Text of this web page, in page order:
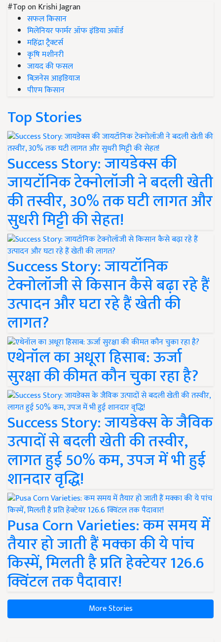
#Top on Krishi Jagran
सफल किसान
मिलेनियर फार्मर ऑफ इंडिया अवॉर्ड
महिंद्रा ट्रैक्टर्स
कृषि मशीनरी
जायद की फसल
बिज़नेस आइडियाज
पीएम किसान
Top Stories
Success Story: जायडेक्स की
जायटॉनिक टेक्नोलॉजी ने बदली खेती
की तस्वीर, 30% तक घटी लागत और
सुधरी मिट्टी की सेहत!
Success Story: जायटॉनिक
टेक्नोलॉजी से किसान कैसे बढ़ा रहे हैं
उत्पादन और घटा रहे हैं खेती की
लागत?
एथेनॉल का अधूरा हिसाब: ऊर्जा
सुरक्षा की कीमत कौन चुका रहा है?
Success Story: जायडेक्स के जैविक
उत्पादों से बदली खेती की तस्वीर,
लागत हुई 50% कम, उपज में भी हुई
शानदार वृद्धि!
Pusa Corn Varieties: कम समय में
तैयार हो जाती हैं मक्का की ये पांच
किस्में, मिलती है प्रति हेक्टेयर 126.6
क्विंटल तक पैदावार!
More Stories